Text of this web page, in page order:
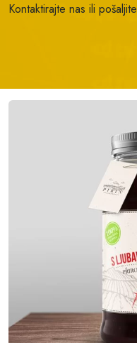
Kontaktirajte nas ili pošaljite